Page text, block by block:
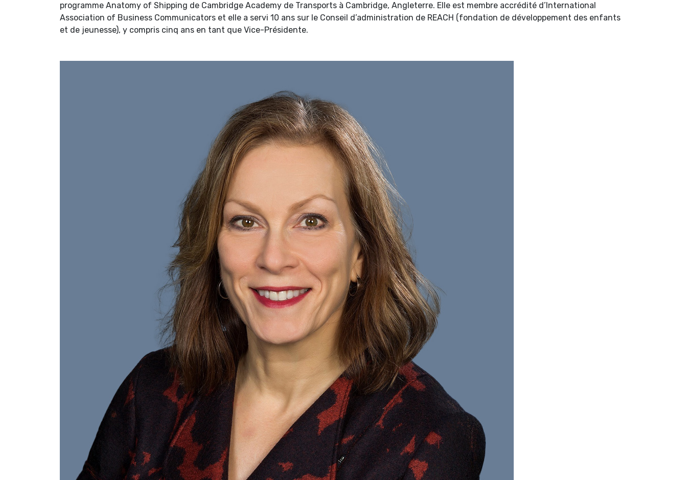
programme Anatomy of Shipping de Cambridge Academy de Transports à Cambridge, Angleterre. Elle est membre accrédité d’International
Association of Business Communicators et elle a servi 10 ans sur le Conseil d’administration de REACH (fondation de développement des enfants
et de jeunesse), y compris cinq ans en tant que Vice-Présidente.